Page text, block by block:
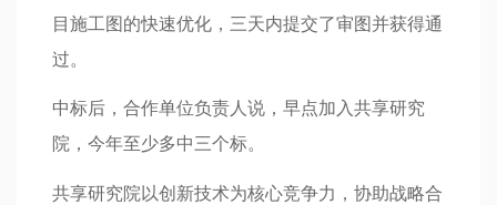
目施工图的快速优化，三天内提交了审图并获得通
过。
中标后，合作单位负责人说，早点加入共享研究
院，今年至少多中三个标。
共享研究院以创新技术为核心竞争力，协助战略合